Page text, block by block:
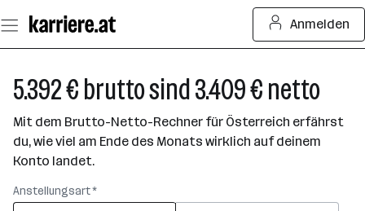
Seiteninhalt
springen
Anmelden
5.392 € brutto sind 3.409 € netto
Mit dem Brutto-Netto-Rechner für Österreich erfährst
du, wie viel am Ende des Monats wirklich auf deinem
Konto landet.
Anstellungsart *